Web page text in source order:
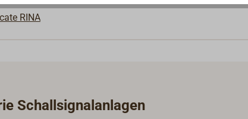
RINA
Schallsignalanlagen